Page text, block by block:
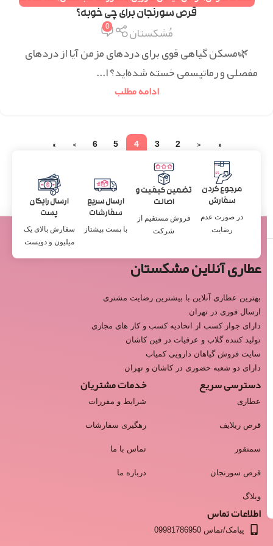
قرص سورنجان برای چی خوبه؟
مُشکستان 0
🌿مسکن گیاهی قوی برای دردهای مزمن آیا از دردهای
مفصلی و رماتیسمی خسته شده‌اید؟ ا...
ادامه مطلب
«
‹
2
3
4
5
6
›
»
مرجوع کردن
سفارش
در صورت عدم
رضایت
تضمین کیفیت و
اصالت
فروش مستقیم از
شرکت
ارسال سریع
سفارشات
با پست پیشتاز
ارسال رایگان
پست
سفارش بالای یک
میلیون و دویست
عطاری آنلاین مشکستان
بهترین عطاری آنلاین با بیشترین رضایت مشتری
ارسال فوری در تهران
دارای جواز کسب از اتحادیه کسب و کار های مجازی
تولید کننده گلاب و عرقیات در فین کاشان
سایت فروش گیاهان دارویی کمیاب
دارای دو شعبه حضوری در کاشان و تهران
دسترسی سریع
عطاری
قرص ریلایف
سمنقور
قرص سورنجان
وبلاگ
خدمات مشتریان
شرایط و مقررات
رهگیری سفارشات
تماس با ما
درباره ما
اطلاعات تماس
پیامک/تماس 09981786950